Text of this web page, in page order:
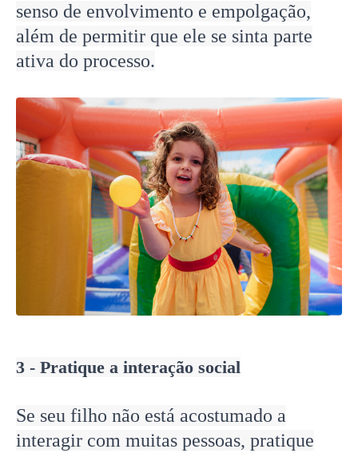
senso de envolvimento e empolgação,
além de permitir que ele se sinta parte
ativa do processo.
3 - Pratique a interação social
Se seu filho não está acostumado a
interagir com muitas pessoas, pratique